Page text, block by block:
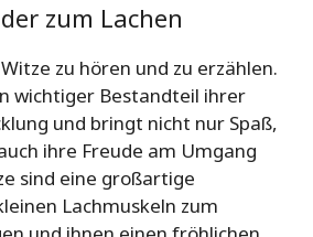
zum Lachen
zu hören und zu erzählen.
wichtiger Bestandteil ihrer
und bringt nicht nur Spaß,
ihre Freude am Umgang
sind eine großartige
Lachmuskeln zum